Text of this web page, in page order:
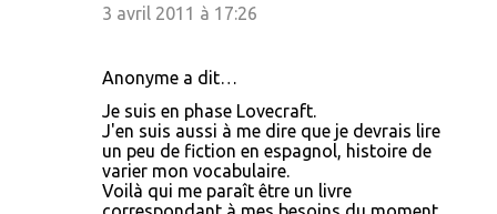
3 avril 2011 à 17:26
Anonyme a dit…
Je suis en phase Lovecraft.
J'en suis aussi à me dire que je devrais lire
un peu de fiction en espagnol, histoire de
varier mon vocabulaire.
Voilà qui me paraît être un livre